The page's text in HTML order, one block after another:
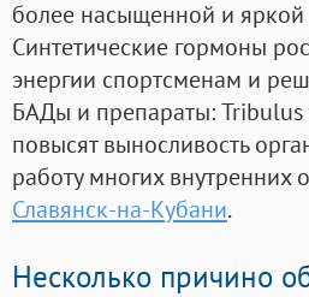
более насыщенной и яркой
Синтетические гормоны
энергии спортсменам и
БАДы и препараты:
повысят выносливость
работу многих внутренних
Славянск-на-Кубани.
Несколько причино